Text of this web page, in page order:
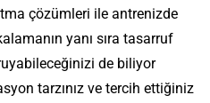
çözümleri ile antrenizde
yanı sıra tasarruf
de biliyor
tarzınız ve tercih ettiğiniz